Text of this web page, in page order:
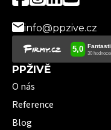
info@ppzive.cz
PPŽIVĚ
O nás
Reference
Blog